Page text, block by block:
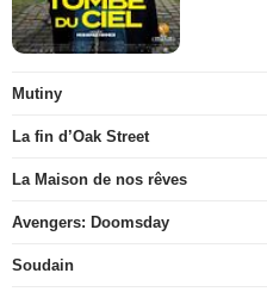
Mutiny
La fin d’Oak Street
La Maison de nos rêves
Avengers: Doomsday
Soudain